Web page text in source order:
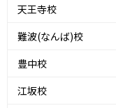
天王寺校
難波(なんば)校
豊中校
江坂校